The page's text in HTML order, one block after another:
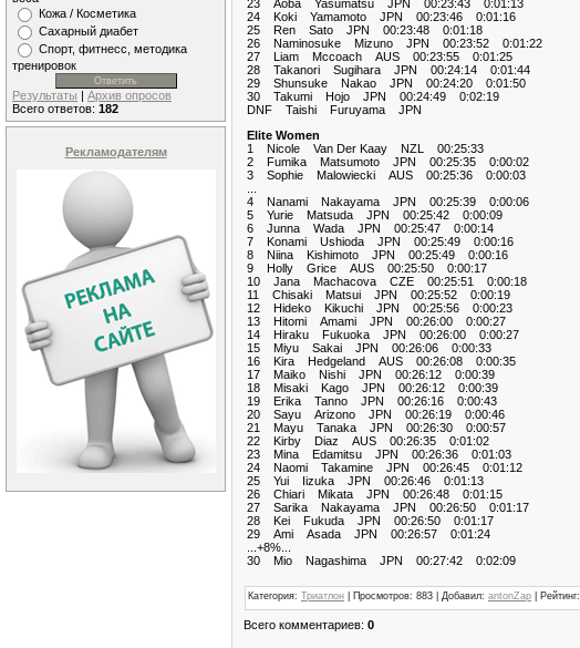
Кожа / Косметика
Сахарный диабет
Спорт, фитнесс, методика
тренировок
Результаты | Архив опросов
Всего ответов: 182
Рекламодателям
23 Aoba Yasumatsu JPN 00:23:43 0:01:13
24 Koki Yamamoto JPN 00:23:46 0:01:16
25 Ren Sato JPN 00:23:48 0:01:18
26 Naminosuke Mizuno JPN 00:23:52 0:01:22
27 Liam Mccoach AUS 00:23:55 0:01:25
28 Takanori Sugihara JPN 00:24:14 0:01:44
29 Shunsuke Nakao JPN 00:24:20 0:01:50
30 Takumi Hojo JPN 00:24:49 0:02:19
DNF Taishi Furuyama JPN
Elite Women
1 Nicole Van Der Kaay NZL 00:25:33
2 Fumika Matsumoto JPN 00:25:35 0:00:02
3 Sophie Malowiecki AUS 00:25:36 0:00:03
4 Nanami Nakayama JPN 00:25:39 0:00:06
5 Yurie Matsuda JPN 00:25:42 0:00:09
6 Junna Wada JPN 00:25:47 0:00:14
7 Konami Ushioda JPN 00:25:49 0:00:16
8 Niina Kishimoto JPN 00:25:49 0:00:16
9 Holly Grice AUS 00:25:50 0:00:17
10 Jana Machacova CZE 00:25:51 0:00:18
11 Chisaki Matsui JPN 00:25:52 0:00:19
12 Hideko Kikuchi JPN 00:25:56 0:00:23
13 Hitomi Amami JPN 00:26:00 0:00:27
14 Hiraku Fukuoka JPN 00:26:00 0:00:27
15 Miyu Sakai JPN 00:26:06 0:00:33
16 Kira Hedgeland AUS 00:26:08 0:00:35
17 Maiko Nishi JPN 00:26:12 0:00:39
18 Misaki Kago JPN 00:26:12 0:00:39
19 Erika Tanno JPN 00:26:16 0:00:43
20 Sayu Arizono JPN 00:26:19 0:00:46
21 Mayu Tanaka JPN 00:26:30 0:00:57
22 Kirby Diaz AUS 00:26:35 0:01:02
23 Mina Edamitsu JPN 00:26:36 0:01:03
24 Naomi Takamine JPN 00:26:45 0:01:12
25 Yui Iizuka JPN 00:26:46 0:01:13
26 Chiari Mikata JPN 00:26:48 0:01:15
27 Sarika Nakayama JPN 00:26:50 0:01:17
28 Kei Fukuda JPN 00:26:50 0:01:17
29 Ami Asada JPN 00:26:57 0:01:24
...+8%...
30 Mio Nagashima JPN 00:27:42 0:02:09
Категория: Триатлон Просмотров: 883 Добавил: antonZap Рейтинг:
Всего комментариев: 0